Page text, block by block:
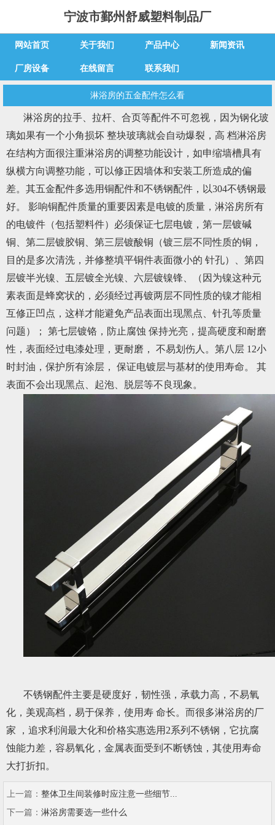
宁波市鄞州舒威塑料制品厂
网站首页 关于我们 产品中心 新闻资讯
厂房设备 在线留言 联系我们
淋浴房的五金配件怎么看
淋浴房的拉手、拉杆、合页等配件不可忽视，因为钢化玻
璃如果有一个小角损坏 整块玻璃就会自动爆裂，高 档淋浴房
在结构方面很注重淋浴房的调整功能设计，如申缩墙槽具有
纵横方向调整功能，可以修正因墙体和安装工所造成的偏
差。其五金配件多选用铜配件和不锈钢配件，以304不锈钢最
好。 影响铜配件质量的重要因素是电镀的质量，淋浴房所有
的电镀件（包括塑料件）必须保证七层电镀，第一层镀碱
铜、第二层镀胶铜、第三层镀酸铜（镀三层不同性质的铜，
目的是多次清洗，并修整填平铜件表面微小的 针孔）、第四
层镀半光镍、五层镀全光镍、六层镀镍锋、（因为镍这种元
素表面是蜂窝状的，必须经过再镀两层不同性质的镍才能相
互修正凹点，这样才能避免产品表面出现黑点、针孔等质量
问题）； 第七层镀铬，防止腐蚀 保持光亮，提高硬度和耐磨
性，表面经过电漆处理，更耐磨， 不易划伤人。第八层 12小
时封油，保护所有涂层， 保证电镀层与基材的使用寿命。 其
表面不会出现黑点、起泡、脱层等不良现象。
不锈钢配件主要是硬度好，韧性强，承载力高，不易氧
化，美观高档，易于保养，使用寿 命长。而很多淋浴房的厂
家 ，追求利润最大化和价格实惠选用2系列不锈钢，它抗腐
蚀能力差，容易氧化，金属表面受到不断锈蚀，其使用寿命
大打折扣。
上一篇： 整体卫生间装修时应注意一些细节...
下一篇： 淋浴房需要选一些什么